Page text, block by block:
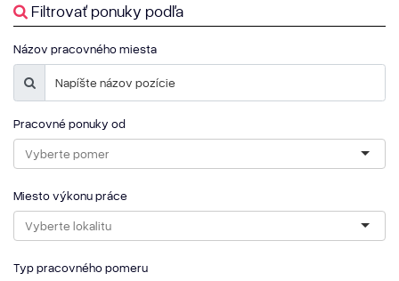
Filtrovať ponuky podľa
Názov pracovného miesta
Pracovné ponuky od
Miesto výkonu práce
Typ pracovného pomeru